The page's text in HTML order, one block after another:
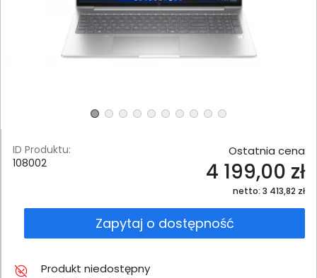
ID Produktu:
108002
Ostatnia cena
4 199,00 zł
netto: 3 413,82 zł
Zapytaj o dostępność
Produkt niedostępny